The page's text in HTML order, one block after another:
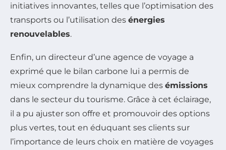
initiatives innovantes, telles que l’optimisation des
transports ou l’utilisation des énergies
renouvelables.
Enfin, un directeur d’une agence de voyage a
exprimé que le bilan carbone lui a permis de
mieux comprendre la dynamique des émissions
dans le secteur du tourisme. Grâce à cet éclairage,
il a pu ajuster son offre et promouvoir des options
plus vertes, tout en éduquant ses clients sur
l’importance de leurs choix en matière de voyages